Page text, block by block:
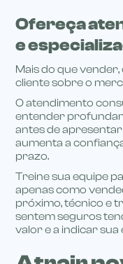
Ofereça
e
Mais do que
cliente sobre o
O atendimento
entender
antes de
aumenta a
prazo.
Treine sua equipe
apenas como
próximo, técnico e
sentem seguros
valor e a indicar sua